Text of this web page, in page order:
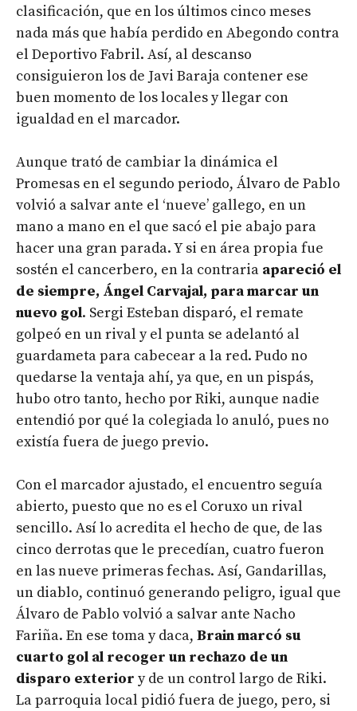
clasificación, que en los últimos cinco meses
nada más que había perdido en Abegondo contra
el Deportivo Fabril. Así, al descanso
consiguieron los de Javi Baraja contener ese
buen momento de los locales y llegar con
igualdad en el marcador.
Aunque trató de cambiar la dinámica el
Promesas en el segundo periodo, Álvaro de Pablo
volvió a salvar ante el ‘nueve’ gallego, en un
mano a mano en el que sacó el pie abajo para
hacer una gran parada. Y si en área propia fue
sostén el cancerbero, en la contraria apareció el
de siempre, Ángel Carvajal, para marcar un
nuevo gol. Sergi Esteban disparó, el remate
golpeó en un rival y el punta se adelantó al
guardameta para cabecear a la red. Pudo no
quedarse la ventaja ahí, ya que, en un pispás,
hubo otro tanto, hecho por Riki, aunque nadie
entendió por qué la colegiada lo anuló, pues no
existía fuera de juego previo.
Con el marcador ajustado, el encuentro seguía
abierto, puesto que no es el Coruxo un rival
sencillo. Así lo acredita el hecho de que, de las
cinco derrotas que le precedían, cuatro fueron
en las nueve primeras fechas. Así, Gandarillas,
un diablo, continuó generando peligro, igual que
Álvaro de Pablo volvió a salvar ante Nacho
Fariña. En ese toma y daca, Brain marcó su
cuarto gol al recoger un rechazo de un
disparo exterior y de un control largo de Riki.
La parroquia local pidió fuera de juego, pero, si